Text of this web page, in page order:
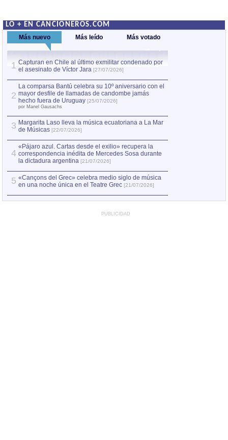
LO + EN CANCIONEROS.COM
Más nuevo Más leído Más votado
1 Capturan en Chile al último exmilitar condenado por
el asesinato de Víctor Jara [27/07/2026]
2
La comparsa Bantú celebra su 10º aniversario con el
mayor desfile de llamadas de candombe jamás
hecho fuera de Uruguay [25/07/2026]
por Manel Gausachs
3 Margarita Laso lleva la música ecuatoriana a La Mar
de Músicas [22/07/2026]
4
«Pájaro azul. Cartas desde el exilio» recupera la
correspondencia inédita de Mercedes Sosa durante
la dictadura argentina [21/07/2026]
5 «Cançons del Grec» celebra medio siglo de música
en una noche única en el Teatre Grec [21/07/2026]
PUBLICIDAD